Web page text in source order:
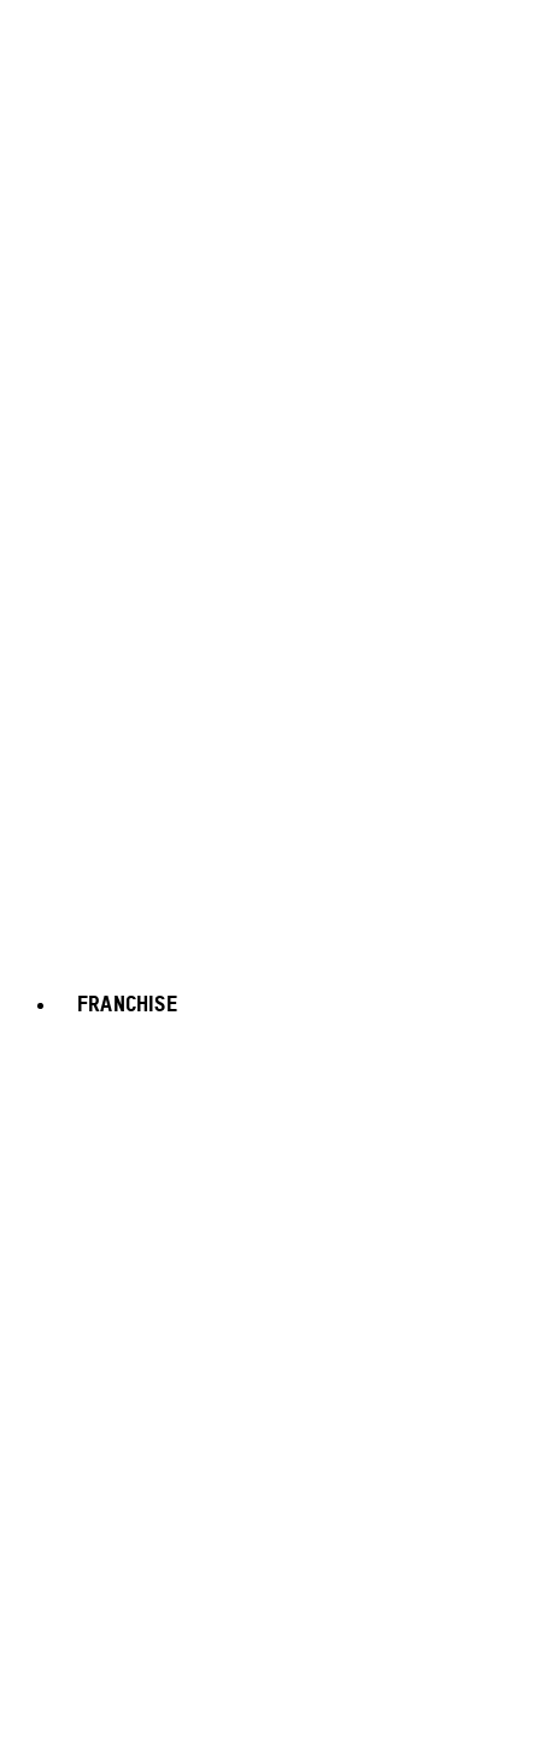
FRANCHISE